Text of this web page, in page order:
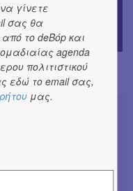
του Αρχαίου
Studio Orchestra |
γίνετε
σας θα
το deBόp και
agenda
πολιτιστικού
εδώ το email σας,
μας.